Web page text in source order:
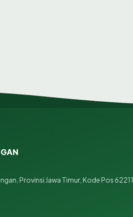
Provinsi Jawa Timur, Kode Pos 62211